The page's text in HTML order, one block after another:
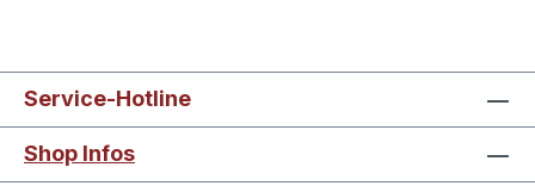
Service-Hotline
Shop Infos